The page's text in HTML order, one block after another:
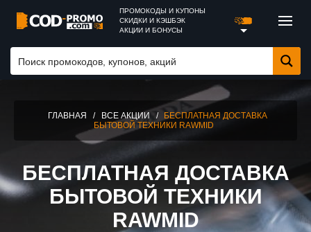
ПРОМОКОДЫ И КУПОНЫ
СКИДКИ И КЭШБЭК
АКЦИИ И БОНУСЫ
ГЛАВНАЯ / ВСЕ АКЦИИ /
БЕСПЛАТНАЯ ДОСТАВКА
БЫТОВОЙ ТЕХНИКИ RAWMID
БЕСПЛАТНАЯ ДОСТАВКА
БЫТОВОЙ ТЕХНИКИ
RAWMID